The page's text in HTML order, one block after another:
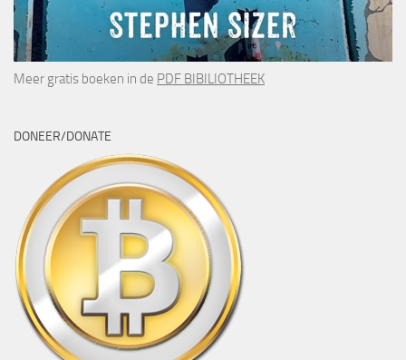
Meer gratis boeken in de PDF BIBILIOTHEEK
DONEER/DONATE